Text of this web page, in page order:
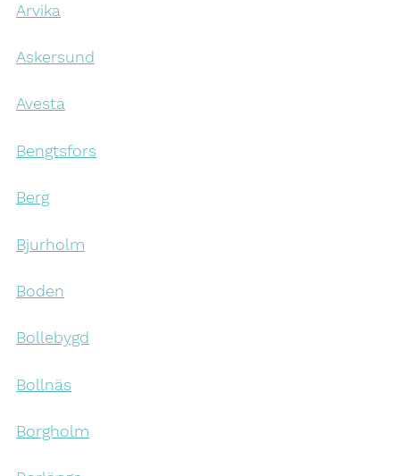
Arvika
Askersund
Avesta
Bengtsfors
Berg
Bjurholm
Boden
Bollebygd
Bollnäs
Borgholm